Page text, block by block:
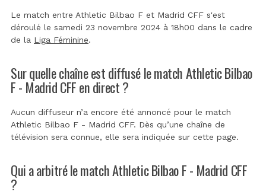
Le match entre Athletic Bilbao F et Madrid CFF s'est
déroulé le samedi 23 novembre 2024 à 18h00 dans le cadre
de la Liga Féminine.
Sur quelle chaîne est diffusé le match Athletic Bilbao
F - Madrid CFF en direct ?
Aucun diffuseur n’a encore été annoncé pour le match
Athletic Bilbao F - Madrid CFF. Dès qu’une chaîne de
télévision sera connue, elle sera indiquée sur cette page.
Qui a arbitré le match Athletic Bilbao F - Madrid CFF
?